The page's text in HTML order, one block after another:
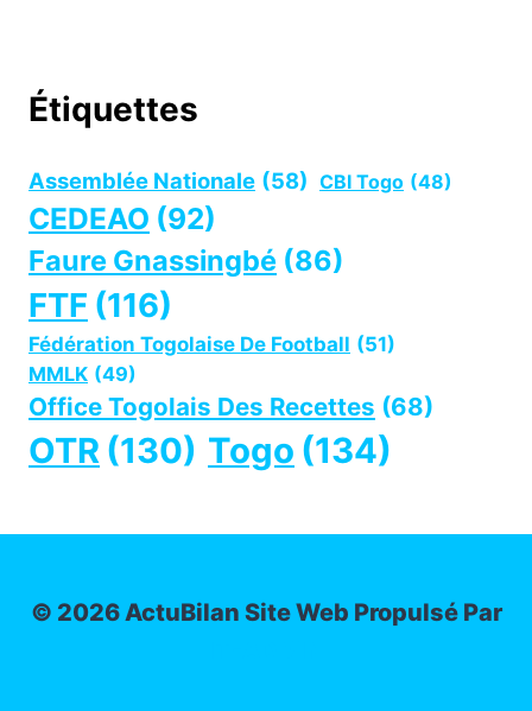
Étiquettes
Assemblée Nationale (58) CBI Togo (48)
CEDEAO (92)
Faure Gnassingbé (86)
FTF (116)
Fédération Togolaise De Football (51)
MMLK (49)
Office Togolais Des Recettes (68)
OTR (130) Togo (134)
© 2026 ActuBilan Site Web Propulsé Par